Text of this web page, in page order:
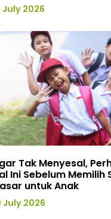
July 2026
Tak Menyesal,
Ini Sebelum Memilih
untuk Anak
July 2026